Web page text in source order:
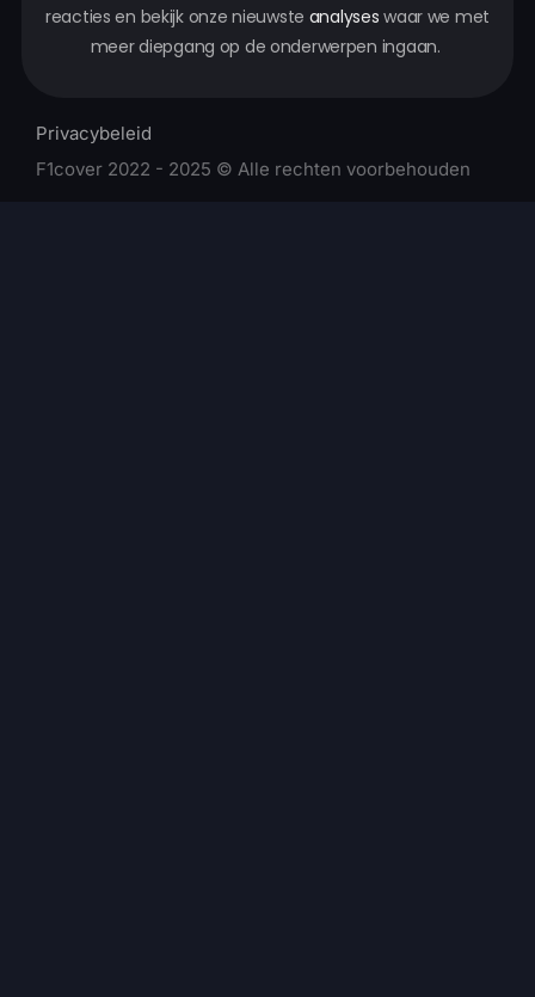
reacties en bekijk onze nieuwste analyses waar we met
meer diepgang op de onderwerpen ingaan.
Privacybeleid
F1cover 2022 - 2025 © Alle rechten voorbehouden